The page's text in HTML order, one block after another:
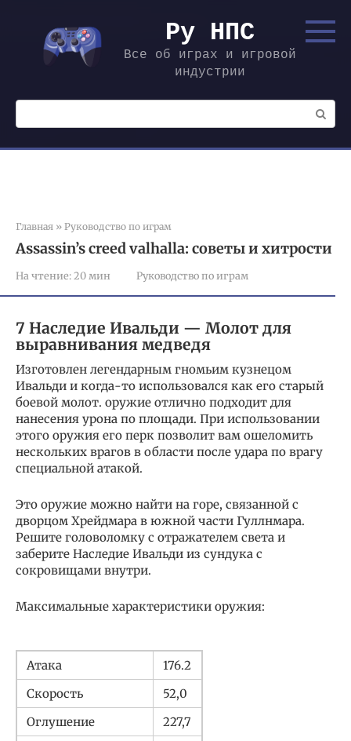
контенту
Ру НПС
Все об играх и игровой
индустрии
Поиск:
Главная » Руководство по играм
Assassin’s creed valhalla: советы и хитрости
На чтение: 20 мин Руководство по играм
7 Наследие Ивальди — Молот для
выравнивания медведя
Изготовлен легендарным гномьим кузнецом
Ивальди и когда-то использовался как его старый
боевой молот. оружие отлично подходит для
нанесения урона по площади. При использовании
этого оружия его перк позволит вам ошеломить
нескольких врагов в области после удара по врагу
специальной атакой.
Это оружие можно найти на горе, связанной с
дворцом Хрейдмара в южной части Гуллнмара.
Решите головоломку с отражателем света и
заберите Наследие Ивальди из сундука с
сокровищами внутри.
Максимальные характеристики оружия:
Атака
176.2
Скорость
52,0
Оглушение
227,7